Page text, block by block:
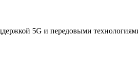
5G и передовыми